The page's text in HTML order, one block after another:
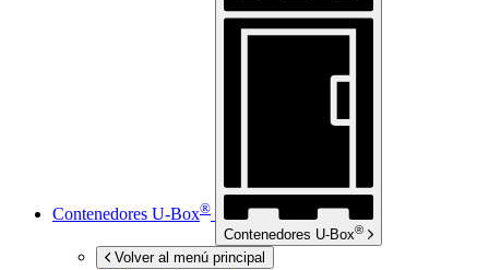
Contenedores U-Box®
Contenedores U-Box®
Volver al menú principal